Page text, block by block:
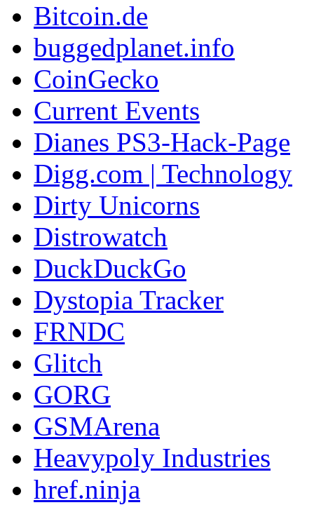
Bitcoin.de
buggedplanet.info
CoinGecko
Current Events
Dianes PS3-Hack-Page
Digg.com | Technology
Dirty Unicorns
Distrowatch
DuckDuckGo
Dystopia Tracker
FRNDC
Glitch
GORG
GSMArena
Heavypoly Industries
href.ninja